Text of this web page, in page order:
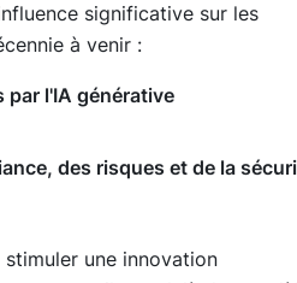
significative sur les
à venir :
l'IA générative
des risques et de la
une innovation